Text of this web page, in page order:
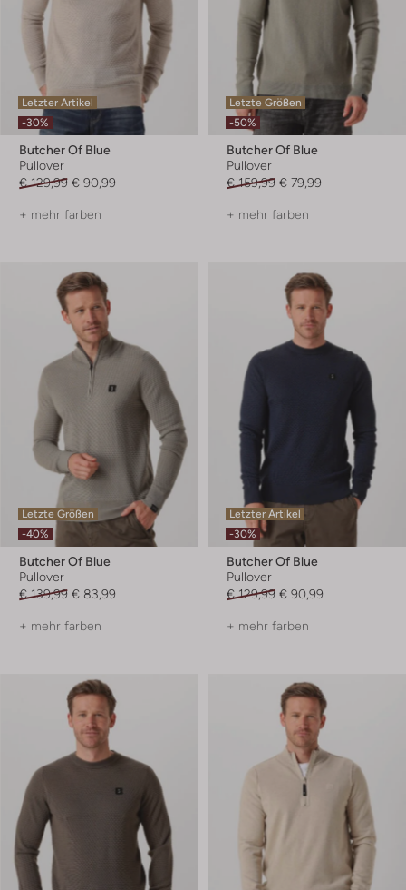
Letzter Artikel
-30%
Butcher Of Blue
Pullover
€ 129,99 € 90,99
+ mehr farben
Letzte Größen
-50%
Butcher Of Blue
Pullover
€ 159,99 € 79,99
+ mehr farben
Letzte Größen
-40%
Butcher Of Blue
Pullover
€ 139,99 € 83,99
+ mehr farben
Letzter Artikel
-30%
Butcher Of Blue
Pullover
€ 129,99 € 90,99
+ mehr farben